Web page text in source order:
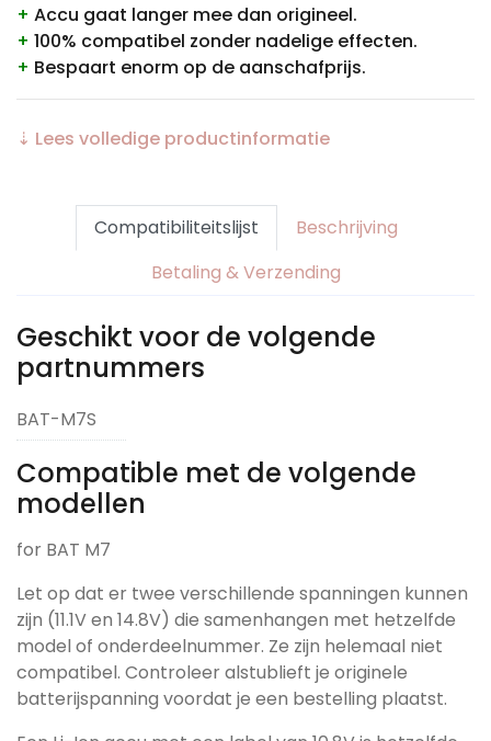
+ Accu gaat langer mee dan origineel.
+ 100% compatibel zonder nadelige effecten.
+ Bespaart enorm op de aanschafprijs.
⇣ Lees volledige productinformatie
Compatibiliteitslijst
Beschrijving
Betaling & Verzending
Geschikt voor de volgende
partnummers
BAT-M7S
Compatible met de volgende
modellen
for BAT M7
Let op dat er twee verschillende spanningen kunnen
zijn (11.1V en 14.8V) die samenhangen met hetzelfde
model of onderdeelnummer. Ze zijn helemaal niet
compatibel. Controleer alstublieft je originele
batterijspanning voordat je een bestelling plaatst.